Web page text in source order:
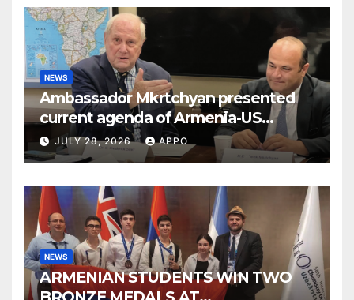
NEWS
Ambassador Mkrtchyan presented
current agenda of Armenia-US
relations at American Foreign Policy
Council
JULY 28, 2026 APPO
NEWS
ARMENIAN STUDENTS WIN TWO